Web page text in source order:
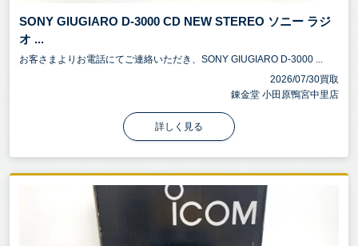
SONY GIUGIARO D-3000 CD NEW STEREO ソニー ラジ
オ ...
お客さまよりお電話にてご連絡いただき、SONY GIUGIARO D-3000 ...
2026/07/30買取
錬金堂 小田原鴨宮中里店
詳しく見る